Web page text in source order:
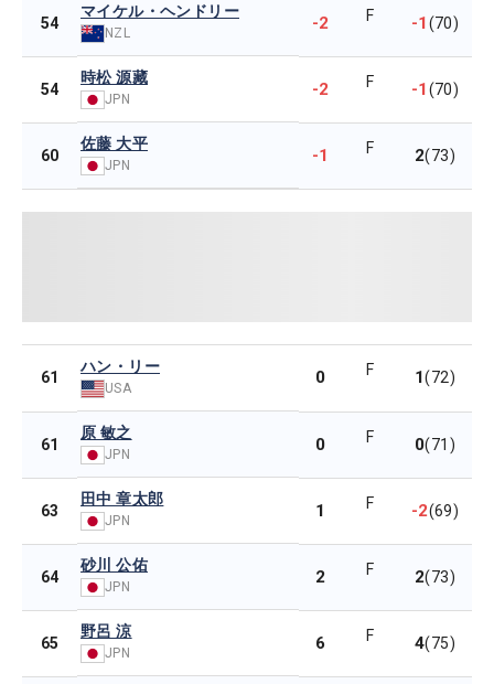
54
マイケル・ヘンドリー
NZL -2 F -1(70)
54
時松 源藏
JPN -2 F -1(70)
60
佐藤 大平
JPN -1 F 2(73)
61
ハン・リー
USA
0 F 1(72)
61
原 敏之
JPN 0 F 0(71)
63
田中 章太郎
JPN 1 F -2(69)
64
砂川 公佑
JPN 2 F 2(73)
65
野呂 涼
JPN 6 F 4(75)